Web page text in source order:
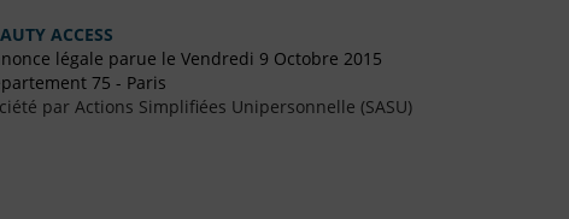
ACCESS
légale parue le Vendredi 9 Octobre 2015
75 - Paris
par Actions Simplifiées Unipersonnelle (SASU)